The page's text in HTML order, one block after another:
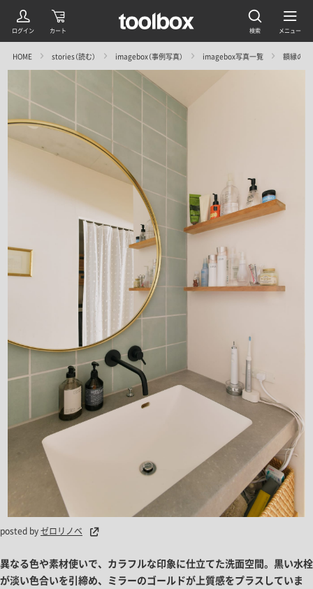
HOME stories（読む） imagebox（事例写真） imagebox写真一覧 額縁の
posted byゼロリノベ
異なる色や素材使いで、カラフルな印象に仕立てた洗面空間。黒い水栓
が淡い色合いを引締め、ミラーのゴールドが上質感をプラスしていま